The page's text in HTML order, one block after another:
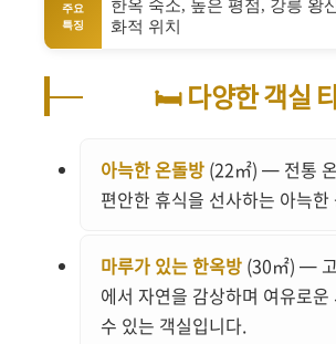
주요
특징
한옥 숙소, 높은 평점, 강릉 왕
화적 위치
🛏️ 다양한 객실
아늑한 온돌방 (22㎡) — 전통
편안한 휴식을 선사하는 아늑한
마루가 있는 한옥방 (30㎡) —
에서 자연을 감상하며 여유로운
수 있는 객실입니다.